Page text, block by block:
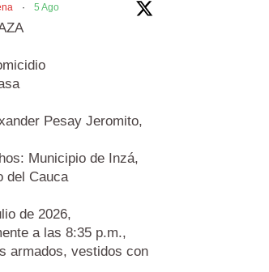
· 5 Ago
Pesay Jeromito,
Municipio de Inzá,
del Cauca
de 2026,
a las 8:35 p.m.,
armados, vestidos con